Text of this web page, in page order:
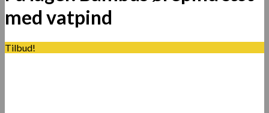
med vatpind
Tilbud!